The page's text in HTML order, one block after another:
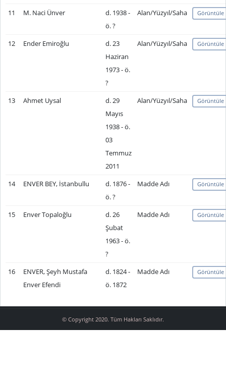
11 M. Naci Ünver
d. 1938 -
ö. ?
Alan/Yüzyıl/Saha Görüntüle
12 Ender Emiroğlu
d. 23
Haziran
1973 - ö.
?
Alan/Yüzyıl/Saha Görüntüle
13 Ahmet Uysal
d. 29
Mayıs
1938 - ö.
03
Temmuz
2011
Alan/Yüzyıl/Saha Görüntüle
14 ENVER BEY, İstanbullu
d. 1876 -
ö. ?
Madde Adı Görüntüle
15 Enver Topaloğlu
d. 26
Şubat
1963 - ö.
?
Madde Adı Görüntüle
16
ENVER, Şeyh Mustafa
Enver Efendi
d. 1824 -
ö. 1872
Madde Adı Görüntüle
© Copyright 2020. Tüm Hakları Saklıdır.